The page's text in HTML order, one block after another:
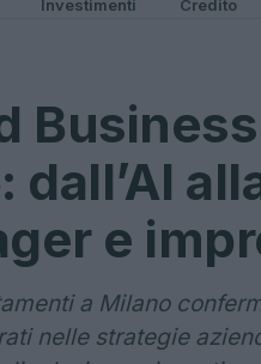
Investimenti Credito
dall’AI
e
a Milano
nelle strategie